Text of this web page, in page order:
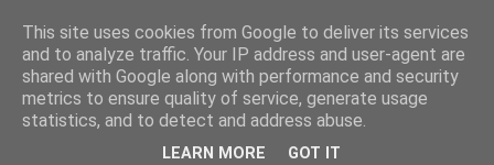
This site uses cookies from Google to deliver its services
and to analyze traffic. Your IP address and user-agent are
shared with Google along with performance and security
metrics to ensure quality of service, generate usage
statistics, and to detect and address abuse.
LEARN MORE GOT IT